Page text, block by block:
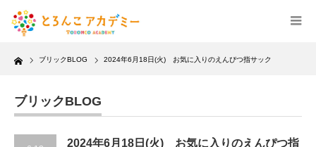
Home ブリックBLOG 2024年6月18日(火) お気に入りのえんぴつ指サック
ブリックBLOG
2024年6月18日(火) お気に入りのえんぴつ指